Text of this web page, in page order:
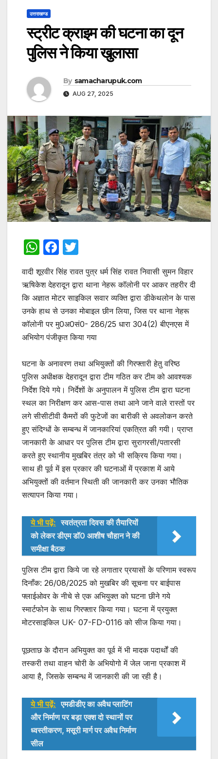
उत्तराखण्ड
स्ट्रीट क्राइम की घटना का दून
पुलिस ने किया खुलासा
By samacharupuk.com
AUG 27, 2025
W
h
at
s
A
p
p
F
a
c
e
b
o
o
itt
er
वादी शूरवीर सिंह रावत पुत्र धर्म सिंह रावत निवासी सुमन विहार
ऋषिकेश देहरादून द्वारा थाना नेहरू कॉलोनी पर आकर तहरीर दी
कि अज्ञात मोटर साइकिल सवार व्यक्ति द्वारा डीकेथलोन के पास
उनके हाथ से उनका मोबाइल छीन लिया, जिस पर थाना नेहरू
कॉलोनी पर मु0अ0सं0- 286/25 धारा 304(2) बीएनएस में
अभियोग पंजीकृत किया गया
घटना के अनावरण तथा अभियुक्तों की गिरफ्तारी हेतु वरिष्ठ
पुलिस अधीक्षक देहरादून द्वारा टीम गठित कर टीम को आवश्यक
निर्देश दिये गये। निर्देशों के अनुपालन में पुलिस टीम द्वारा घटना
स्थल का निरीक्षण कर आस-पास तथा आने जाने वाले रास्तों पर
लगे सीसीटीवी कैमरों की फुटेजों का बारीकी से अवलोकन करते
हुए संदिग्धों के सम्बन्ध में जानकारियां एकत्रित की गयी। प्राप्त
जानकारी के आधार पर पुलिस टीम द्वारा सुरागरसी/पतारसी
करते हुए स्थानीय मुखबिर तंत्र को भी सक्रिय किया गया।
साथ ही पूर्व में इस प्रकार की घटनाओं में प्रकाश में आये
अभियुक्तों की वर्तमान स्थिती की जानकारी कर उनका भौतिक
सत्यापन किया गया।
ये भी पढ़ें: स्वतंत्रता दिवस की तैयारियों
को लेकर डीएम डॉ0 आशीष चौहान ने की
समीक्षा बैठक
पुलिस टीम द्वारा किये जा रहे लगातार प्रयासों के परिणाम स्वरूप
दिनाँक: 26/08/2025 को मुखबिर की सूचना पर बाईपास
फ्लाईओवर के नीचे से एक अभियुक्त को घटना छीने गये
स्मार्टफोन के साथ गिरफ्तार किया गया। घटना में प्रयुक्त
मोटरसाइकिल UK- 07-FD-0116 को सीज किया गया।
पूछताछ के दौरान अभियुक्त का पूर्व में भी मादक पदार्थों की
तस्करी तथा वाहन चोरी के अभियोगो में जेल जाना प्रकाश में
आया है, जिसके सम्बन्ध में जानकारी की जा रही है।
ये भी पढ़ें: एमडीडीए का अवैध प्लाटिंग
और निर्माण पर बड़ा एक्श दो स्थानों पर
ध्वस्तीकरण, मसूरी मार्ग पर अवैध निर्माण
सील